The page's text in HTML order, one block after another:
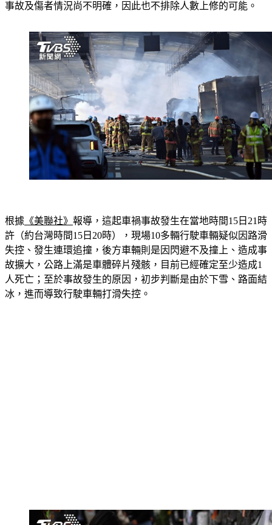
事故及傷者情況尚不明確，因此也不排除人數上修的可能。
根據 《美聯社》 報導，這起車禍事故發生在當地時間15日21時
許（約台灣時間15日20時），現場10多輛行駛車輛疑似因路滑
失控、發生連環追撞，後方車輛則是因閃避不及撞上、造成事
故擴大，公路上滿是車體碎片殘骸，目前已經確定至少造成1
人死亡；至於事故發生的原因，初步判斷是由於下雪、路面結
冰，進而導致行駛車輛打滑失控。